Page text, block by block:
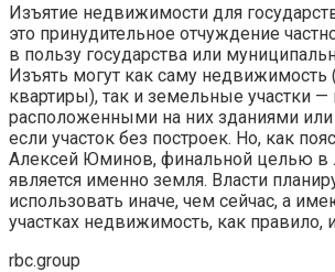
Изъятие недвижимости для
это принудительное отчуждение
в пользу государства или
Изъять могут как саму недвижимость
квартиры), так и земельные участки —
расположенными на них зданиями
если участок без построек. Но, как
Алексей Юминов, финальной целью в
является именно земля. Власти
использовать иначе, чем сейчас, а
участках недвижимость, как правило,
rbc.group